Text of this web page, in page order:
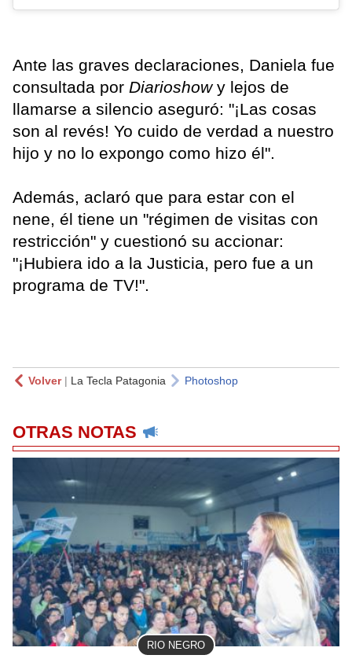
Ante las graves declaraciones, Daniela fue
consultada por Diarioshow y lejos de
llamarse a silencio aseguró: "¡Las cosas
son al revés! Yo cuido de verdad a nuestro
hijo y no lo expongo como hizo él".
Además, aclaró que para estar con el
nene, él tiene un "régimen de visitas con
restricción" y cuestionó su accionar:
"¡Hubiera ido a la Justicia, pero fue a un
programa de TV!".
Volver| La Tecla Patagonia Photoshop
OTRAS NOTAS
RIO NEGRO